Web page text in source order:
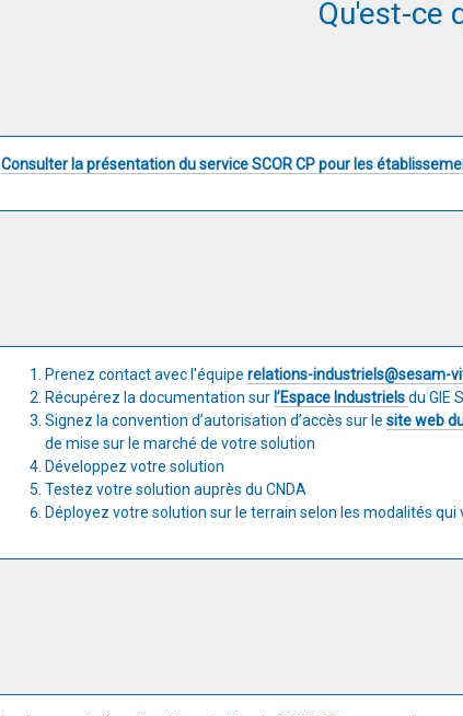
Qu'est-ce
Consulter la présentation du service SCOR CP pour les
Prenez contact avec l'équipe relations-industriels@sesam-
Récupérez la documentation sur l’Espace Industrielsdu GIE
Signez la convention d’autorisation d’accès sur le site web
de mise sur le marché de votre solution
Développez votre solution
Testez votre solution auprès du CNDA
Déployez votre solution sur le terrain selon les modalités